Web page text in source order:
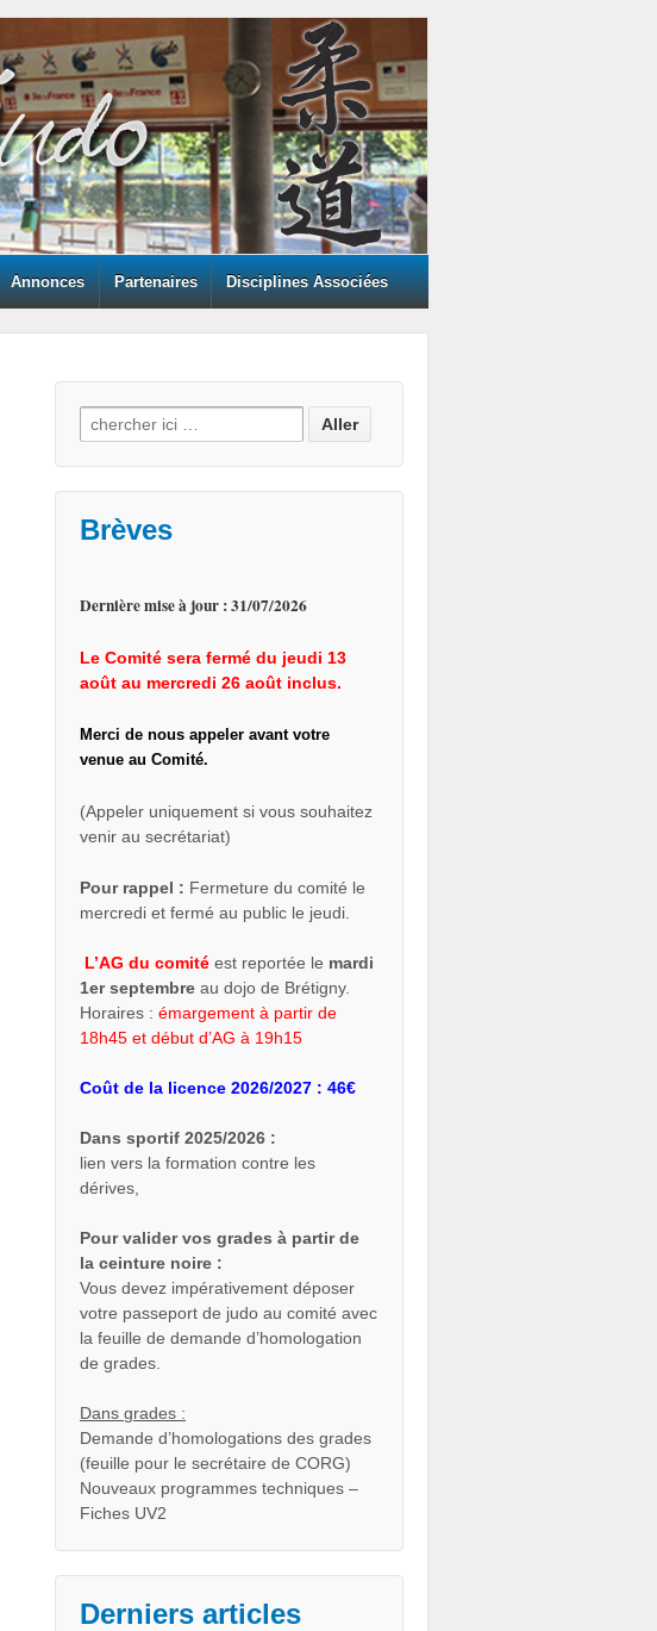
Annonces Partenaires Disciplines Associées
Search for:
Brèves
Dernière mise à jour : 31/07/2026
Le Comité sera fermé du jeudi 13
août au mercredi 26 août inclus.
Merci de nous appeler avant votre
venue au Comité.
(Appeler uniquement si vous souhaitez
venir au secrétariat)
Pour rappel : Fermeture du comité le
mercredi et fermé au public le jeudi.
L’AG du comité est reportée le mardi
1er septembre au dojo de Brétigny.
Horaires :émargement à partir de
18h45 et début d’AG à 19h15
Coût de la licence 2026/2027 : 46€
Dans sportif 2025/2026 :
lien vers la formation contre les
dérives,
Pour valider vos grades à partir de
la ceinture noire :
Vous devez impérativement déposer
votre passeport de judo au comité avec
la feuille de demande d’homologation
de grades.
Dans grades :
Demande d’homologations des grades
(feuille pour le secrétaire de CORG)
Nouveaux programmes techniques –
Fiches UV2
Derniers articles